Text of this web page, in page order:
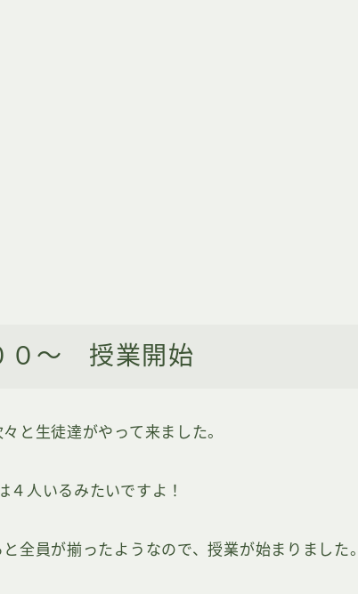
０～ 授業開始
と生徒達がやって来ました。
４人いるみたいですよ！
全員が揃ったようなので、授業が始まりました。